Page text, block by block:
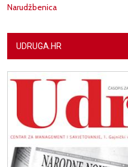
Narudžbenica
UDRUGA.HR